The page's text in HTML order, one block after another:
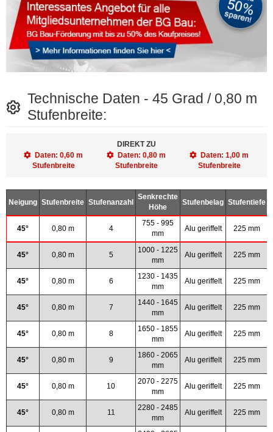
Technische Daten - 45 Grad / 0,80 m
Stufenbreite:
DIREKT ZU
Daten: 0,60 m
Stufenbreite
Daten: 0,80 m
Stufenbreite
Daten: 1,00 m
Stufenbreite
Neigung Stufenbreite Stufenanzahl
Senkrechte
Höhe
Stufenbelag Stufentiefe
45° 0,80 m 4
755 - 995
mm
Alu geriffelt 225 mm
45° 0,80 m 5
1000 - 1225
mm
Alu geriffelt 225 mm
45° 0,80 m 6
1230 - 1435
mm
Alu geriffelt 225 mm
45° 0,80 m 7
1440 - 1645
mm
Alu geriffelt 225 mm
45° 0,80 m 8
1650 - 1855
mm
Alu geriffelt 225 mm
45° 0,80 m 9
1860 - 2065
mm
Alu geriffelt 225 mm
45° 0,80 m 10
2070 - 2275
mm
Alu geriffelt 225 mm
45° 0,80 m 11
2280 - 2485
mm
Alu geriffelt 225 mm